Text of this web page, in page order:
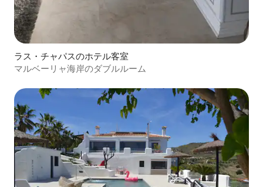
ラス・チャパスのホテル客室
マルベーリャ海岸のダブルルーム